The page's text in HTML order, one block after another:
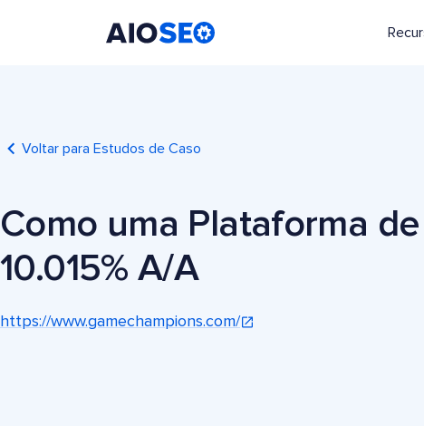
Voltar para Estudos de Caso
Como uma Plataforma
10.015% A/A
https://www.gamechampions.com/